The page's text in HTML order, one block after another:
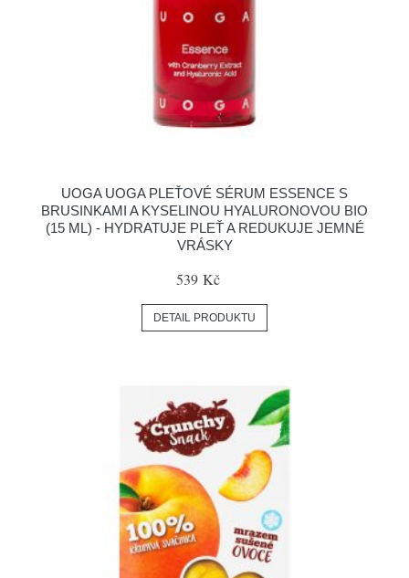
UOGA UOGA PLEŤOVÉ SÉRUM ESSENCE S
BRUSINKAMI A KYSELINOU HYALURONOVOU BIO
(15 ML) - HYDRATUJE PLEŤ A REDUKUJE JEMNÉ
VRÁSKY
539 Kč
DETAIL PRODUKTU